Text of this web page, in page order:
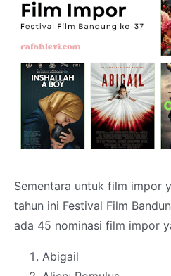
Sementara untuk film impor
tahun ini Festival Film
ada 45 nominasi film impor
Abigail